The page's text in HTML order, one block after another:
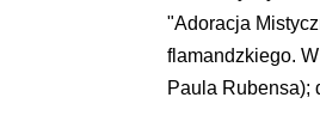
"Adoracja
flamandzkiego.
Paula Rubensa);